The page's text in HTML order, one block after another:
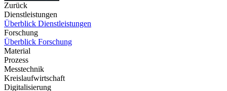
Zurück
Dienstleistungen
Überblick Dienstleistungen
Forschung
Überblick Forschung
Material
Prozess
Messtechnik
Kreislaufwirtschaft
Digitalisierung